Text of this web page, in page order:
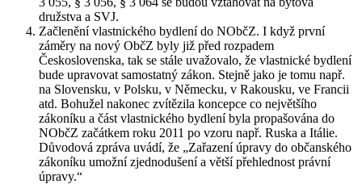
družstva a SVJ.
Začlenění vlastnického bydlení do NObčZ. I když první
záměry na nový ObčZ byly již před rozpadem
Československa, tak se stále uvažovalo, že vlastnické bydlení
bude upravovat samostatný zákon. Stejně jako je tomu např.
na Slovensku, v Polsku, v Německu, v Rakousku, ve Francii
atd. Bohužel nakonec zvítězila koncepce co největšího
zákoníku a část vlastnického bydlení byla propašována do
NObčZ začátkem roku 2011 po vzoru např. Ruska a Itálie.
Důvodová zpráva uvádí, že „Zařazení úpravy do občanského
zákoníku umožní zjednodušení a větší přehlednost právní
úpravy.“